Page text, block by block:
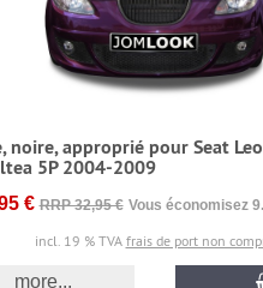
noire, approprié pour Seat
5P 2004-2009
€ RRP 32,95 € Vous économisez
incl. 19 % TVA frais de port non
more...